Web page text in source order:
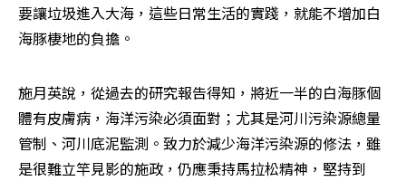
要讓垃圾進入大海，這些日常生活的實踐，就能不增加白
海豚棲地的負擔。
施月英說，從過去的研究報告得知，將近一半的白海豚個
體有皮膚病，海洋污染必須面對；尤其是河川污染源總量
管制、河川底泥監測。致力於減少海洋污染源的修法，雖
是很難立竿見影的施政，仍應秉持馬拉松精神，堅持到